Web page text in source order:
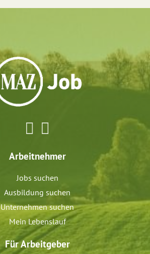
Arbeitnehmer
Jobs suchen
Ausbildung suchen
Unternehmen suchen
Mein Lebenslauf
Für Arbeitgeber